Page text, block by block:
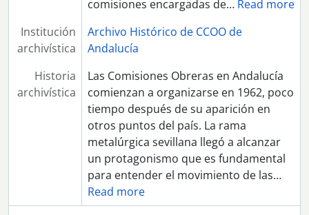
comisiones encargadas de… Read more
Institución
archivística
Archivo Histórico de CCOO de
Andalucía
Historia
archivística
Las Comisiones Obreras en Andalucía
comienzan a organizarse en 1962, poco
tiempo después de su aparición en
otros puntos del país. La rama
metalúrgica sevillana llegó a alcanzar
un protagonismo que es fundamental
para entender el movimiento de las…
Read more